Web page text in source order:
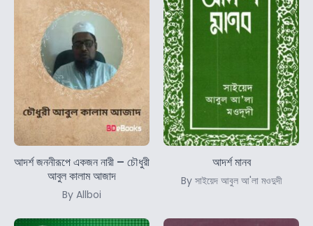
আদর্শ জননীরূপে একজন নারী – চৌধুরী
আবুল কালাম আজাদ
By Allboi
আদর্শ মানব
By সাইয়েদ আবুল আ'লা মওদুদী